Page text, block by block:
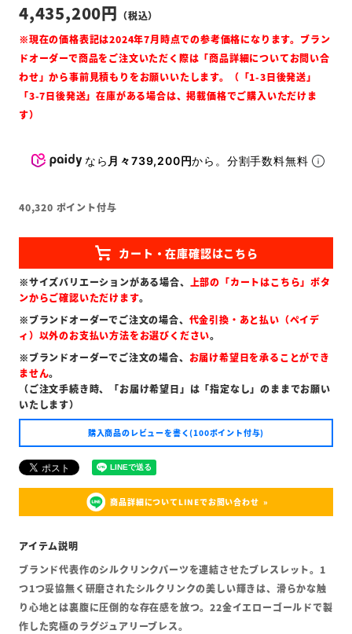
4,435,200
なら 月々739,200円から。分割手数料無料
40,320 ポイント付与
※サイズバリエーションがある場合、 上部の「カートはこちら」ボタ
ンからご確認いただけます。
※ブランドオーダーでご注文の場合、 代金引換・あと払い（ペイデ
ィ）以外のお支払い方法をお選びください。
※ブランドオーダーでご注文の場合、 お届け希望日を承ることができ
ません。
（ご注文手続き時、「お届け希望日」は「指定なし」のままでお願い
いたします）
購入商品のレビューを書く(100ポイント付与)
商品詳細についてLINEでお問い合わせ
ブランド代表作のシルクリンクパーツを連結させたブレスレット。1
つ1つ妥協無く研磨されたシルクリンクの美しい輝きは、滑らかな触
り心地とは裏腹に圧倒的な存在感を放つ。22金イエローゴールドで製
作した究極のラグジュアリーブレス。